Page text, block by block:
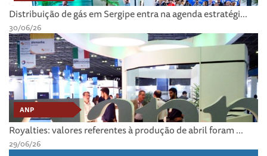
Distribuição de gás em Sergipe entra na agenda estratégi...
30/06/26
ANP
Royalties: valores referentes à produção de abril foram ...
29/06/26